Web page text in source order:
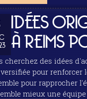
IDÉES
À REIMS
cherchez des idées
pour renforcer les liens
l'équipe Le Musikall Bar Karaoké Box est parfait pour un team
mieux une